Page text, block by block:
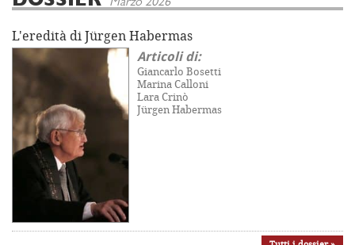
Marzo 2026
L'eredità di Jürgen Habermas
Articoli di:
Giancarlo Bosetti
Marina Calloni
Lara Crinò
Jürgen Habermas